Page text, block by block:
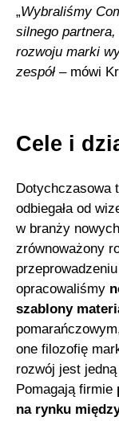
„Wybraliśmy
silnego
rozwoju marki
zespół – mówi
Cele i
Dotychczasowa
odbiegała od
w branży
zrównoważony
opracowaliśmy
szablony
one filozofię
rozwój jest
Pomagają firmie
na rynku